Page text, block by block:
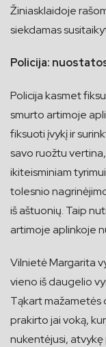
Žiniasklaidoje
siekdamas
Policija:
Policija kasmet
smurto artimoje
fiksuoti įvykį ir
savo ruožtu
ikiteisminiam
tolesnio
iš aštuonių. Taip
artimoje aplinkoje
Vilnietė Margarita
vieno iš daugelio
Tąkart mažametės
prakirto jai voką,
nukentėjusi,